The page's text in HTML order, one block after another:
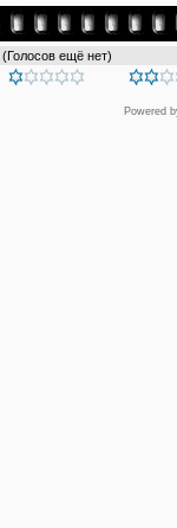
(Голосов ещё нет)
Powered